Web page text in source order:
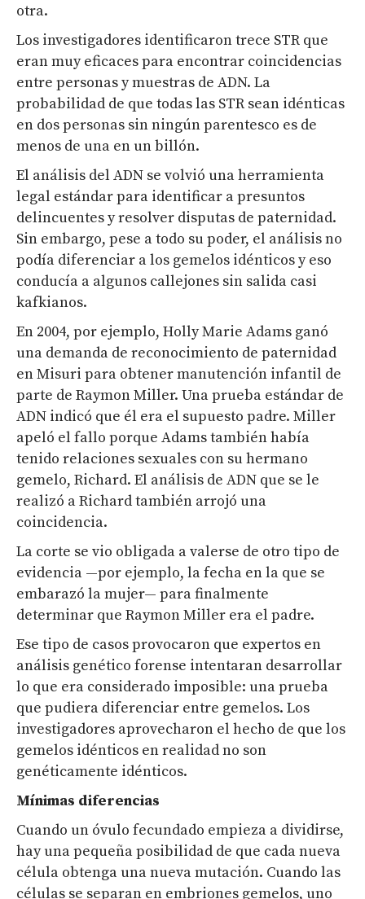
otra.
Los investigadores identificaron trece STR que
eran muy eficaces para encontrar coincidencias
entre personas y muestras de ADN. La
probabilidad de que todas las STR sean idénticas
en dos personas sin ningún parentesco es de
menos de una en un billón.
El análisis del ADN se volvió una herramienta
legal estándar para identificar a presuntos
delincuentes y resolver disputas de paternidad.
Sin embargo, pese a todo su poder, el análisis no
podía diferenciar a los gemelos idénticos y eso
conducía a algunos callejones sin salida casi
kafkianos.
En 2004, por ejemplo, Holly Marie Adams ganó
una demanda de reconocimiento de paternidad
en Misuri para obtener manutención infantil de
parte de Raymon Miller. Una prueba estándar de
ADN indicó que él era el supuesto padre. Miller
apeló el fallo porque Adams también había
tenido relaciones sexuales con su hermano
gemelo, Richard. El análisis de ADN que se le
realizó a Richard también arrojó una
coincidencia.
La corte se vio obligada a valerse de otro tipo de
evidencia —por ejemplo, la fecha en la que se
embarazó la mujer— para finalmente
determinar que Raymon Miller era el padre.
Ese tipo de casos provocaron que expertos en
análisis genético forense intentaran desarrollar
lo que era considerado imposible: una prueba
que pudiera diferenciar entre gemelos. Los
investigadores aprovecharon el hecho de que los
gemelos idénticos en realidad no son
genéticamente idénticos.
Mínimas diferencias
Cuando un óvulo fecundado empieza a dividirse,
hay una pequeña posibilidad de que cada nueva
célula obtenga una nueva mutación. Cuando las
células se separan en embriones gemelos, uno